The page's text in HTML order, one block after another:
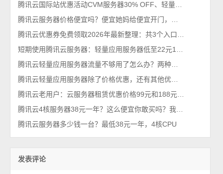
腾讯云国际站优惠活动CVM服务器30% OFF、轻量Lighthouse 20% off
腾讯云服务器价格便宜吗？便宜她妈给便宜开门，便宜到家了
腾讯云优惠券免费领取2026年最新整理：共3个入口链接
短期使用腾讯云服务器：轻量应用服务器低至22元1个月2026年最新
腾讯云轻量应用服务器流量不够用了怎么办？两种解决方法
腾讯云轻量应用服务器除了价格优惠，还有其他优点吗？
腾讯云老用户：云服务器租赁优惠价格99元和188元配置详解
腾讯云4核服务器38元一年？这么便宜你敢买吗？我买了，真香！
腾讯云服务器多少钱一台？最低38元一年，4核CPU
发表评论